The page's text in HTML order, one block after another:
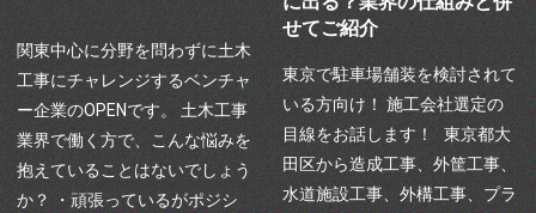
関東中心に分野を問わずに土木
工事にチャレンジするベンチャ
ー企業のOPENです。 土木工事
業界で働く方で、こんな悩みを
抱えていることはないでしょう
か？ ・頑張っているがポジシ
せてご紹介
東京で駐車場舗装を検討されて
いる方向け！ 施工会社選定の
目線をお話します！ 東京都大
田区から造成工事、外筐工事、
水道施設工事、外構工事、プラ